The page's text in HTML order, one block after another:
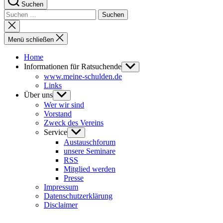
Suchen
Suchen
nach:
Suche
schließen
Menü schließen
Home
Informationen für Ratsuchende Untermenü
anzeigen
www.meine-schulden.de
Links
Über uns Untermenü
anzeigen
Wer wir sind
Vorstand
Zweck des Vereins
Service Untermenü
anzeigen
Austauschforum
unsere Seminare
RSS
Mitglied werden
Presse
Impressum
Datenschutzerklärung
Disclaimer